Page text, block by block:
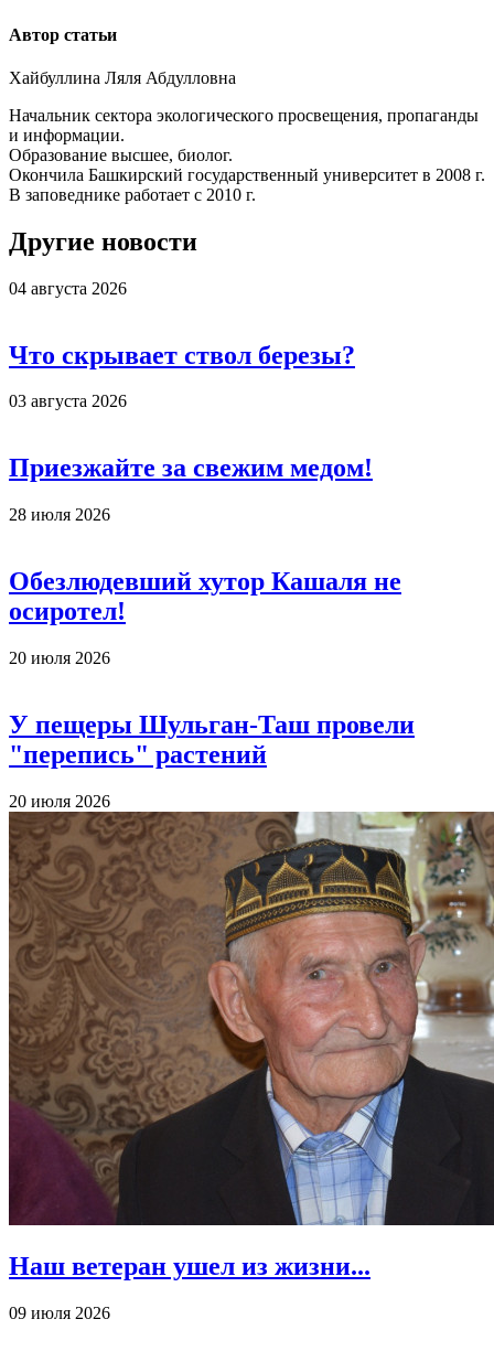
Автор статьи
Хайбуллина Ляля Абдулловна
Начальник сектора экологического просвещения, пропаганды
и информации.
Образование высшее, биолог.
Окончила Башкирский государственный университет в 2008 г.
В заповеднике работает с 2010 г.
Другие новости
04 августа 2026
Что скрывает ствол березы?
03 августа 2026
Приезжайте за свежим медом!
28 июля 2026
Обезлюдевший хутор Кашаля не
осиротел!
20 июля 2026
У пещеры Шульган-Таш провели
"перепись" растений
20 июля 2026
Наш ветеран ушел из жизни...
09 июля 2026